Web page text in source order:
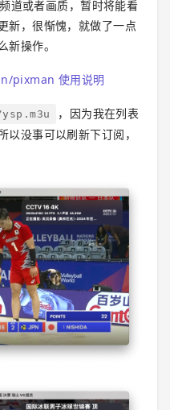
道或者画质，暂时将能看
新，很惭愧，就做了一点
新操作。
pixman 使用说明
，因为我在列表
没事可以刷新下订阅，